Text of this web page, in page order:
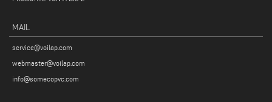
MAIL
service@voilap.com
webmaster@voilap.com
info@somecopvc.com